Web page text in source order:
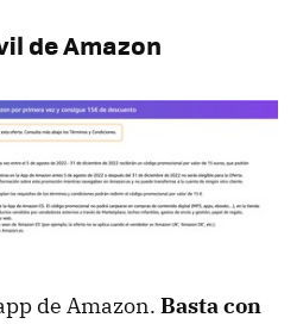
de Amazon
de Amazon. Basta con